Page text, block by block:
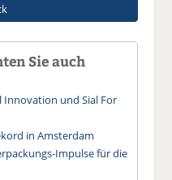
Sie auch
Innovation und Sial For
in Amsterdam
Impulse für die